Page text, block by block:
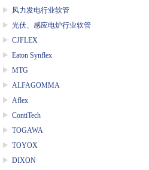
风力发电行业软管
光伏、感应电炉行业软管
CJFLEX
Eaton Synflex
MTG
ALFAGOMMA
Aflex
ContiTech
TOGAWA
TOYOX
DIXON